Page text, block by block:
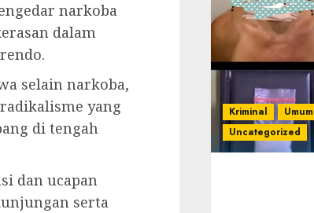
narkoba
dalam
selain narkoba,
yang
di tengah
dan ucapan
serta
Kriminal
Umum
Uncategorized